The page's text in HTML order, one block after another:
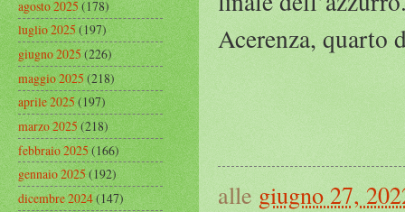
Acerenza, quarto
alle giugno 27,
agosto 2025(178)
luglio 2025(197)
giugno 2025(226)
maggio 2025(218)
aprile 2025(197)
marzo 2025(218)
febbraio 2025(166)
gennaio 2025(192)
dicembre 2024(147)